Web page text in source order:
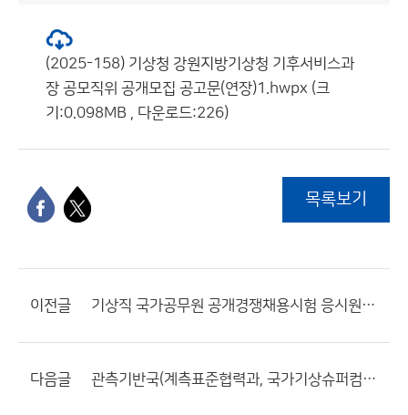
(2025-158) 기상청 강원지방기상청 기후서비스과
장 공모직위 공개모집 공고문(연장)1.hwpx (크
기:0.098MB , 다운로드:226)
목록보기
이전글 기상직 국가공무원 공개경쟁채용시험 응시원서 접수 및 영어능력검정시험 성적 사전등록 등 변경 공고
다음글 관측기반국(계측표준협력과, 국가기상슈퍼컴퓨터센터) 공무직 근로자 채용 공고